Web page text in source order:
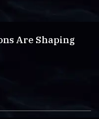
Are Shaping